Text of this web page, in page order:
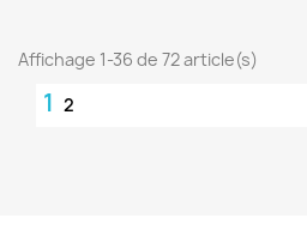
Affichage 1-36 de 72 article(s)
1 2